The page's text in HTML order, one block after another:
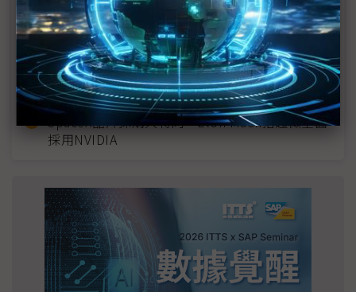
英特爾EMIB良率達標 聯發科第2代ASIC產品
2028準時量產
光進銅退更明確？ 聯發科估SerDes 448G為銅
線「最終戰場」
SpaceX晶片採購大轉向 Elon Musk捨超微全面
採用NVIDIA